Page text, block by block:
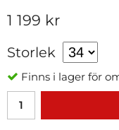
1 199 kr
Storlek
Finns i lager för